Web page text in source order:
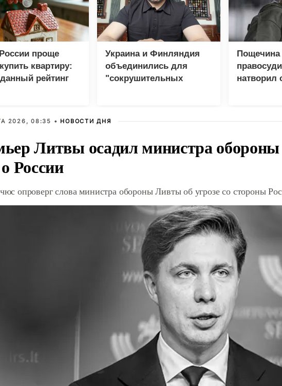
проще
квартиру:
рейтинг
Украина и Финляндия
объединились для
"сокрушительных
Пощечина
натворил
2026, 08:35 • НОВОСТИ ДНЯ
Литвы осадил министра обороны
России
опроверг слова министра обороны Ливты об угрозе со стороны